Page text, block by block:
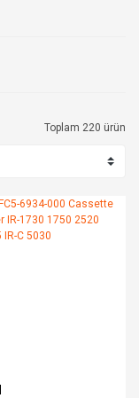
Toplam 220 ürün